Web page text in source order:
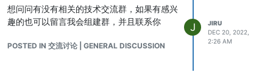
想问问有没有相关的技术交流群，如果有感兴
趣的也可以留言我会组建群，并且联系你
POSTED IN 交流讨论 | GENERAL DISCUSSION
J
JIRU
DEC 20, 2022,
2:26 AM